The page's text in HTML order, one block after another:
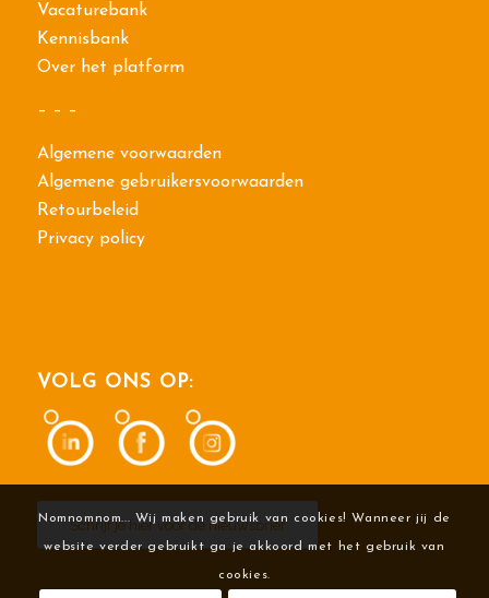
Vacaturebank
Kennisbank
Over het platform
– – –
Algemene voorwaarden
Algemene gebruikersvoorwaarden
Retourbeleid
Privacy policy
VOLG ONS OP:
Schrijf je hier voor de nieuwsbrief
Nomnomnom... Wij maken gebruik van cookies! Wanneer jij de
website verder gebruikt ga je akkoord met het gebruik van
cookies.